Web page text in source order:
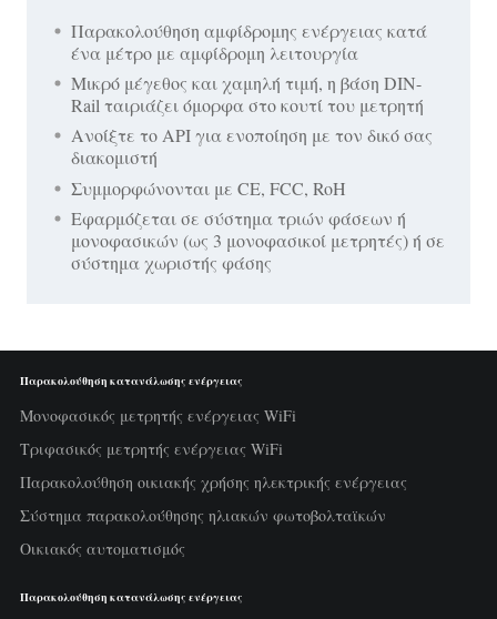
Παρακολούθηση αμφίδρομης ενέργειας κατά
ένα μέτρο με αμφίδρομη λειτουργία
Μικρό μέγεθος και χαμηλή τιμή, η βάση DIN-
Rail ταιριάζει όμορφα στο κουτί του μετρητή
Ανοίξτε το API για ενοποίηση με τον δικό σας
διακομιστή
Συμμορφώνονται με CE, FCC, RoH
Εφαρμόζεται σε σύστημα τριών φάσεων ή
μονοφασικών (ως 3 μονοφασικοί μετρητές) ή σε
σύστημα χωριστής φάσης
Παρακολούθηση κατανάλωσης ενέργειας
Μονοφασικός μετρητής ενέργειας WiFi
Τριφασικός μετρητής ενέργειας WiFi
Παρακολούθηση οικιακής χρήσης ηλεκτρικής ενέργειας
Σύστημα παρακολούθησης ηλιακών φωτοβολταϊκών
Οικιακός αυτοματισμός
Παρακολούθηση κατανάλωσης ενέργειας